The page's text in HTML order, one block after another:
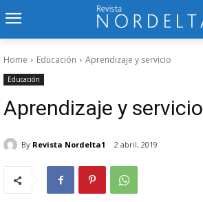
Home Educación Aprendizaje y servicio
Educación
Aprendizaje y servicio
By Revista Nordelta1 2 abril, 2019